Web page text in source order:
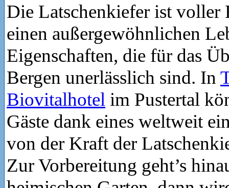
Die Latschenkiefer ist voller
einen außergewöhnlichen
Eigenschaften, die für das
Bergen unerlässlich sind. In
Biovitalhotel im Pustertal
Gäste dank eines weltweit
von der Kraft der
Zur Vorbereitung geht’s